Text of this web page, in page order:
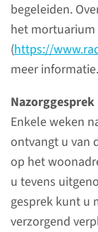
begeleiden.
het
(https://
meer informatie.
Nazorggesprek
Enkele weken
ontvangt u van
op het
u tevens
gesprek kunt u
verzorgendop